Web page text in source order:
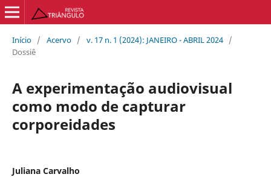
Início / Acervo / v. 17 n. 1 (2024): JANEIRO - ABRIL 2024 /
Dossiê
A experimentação audiovisual
como modo de capturar
corporeidades
Juliana Carvalho